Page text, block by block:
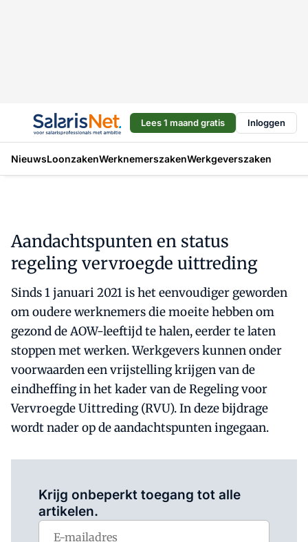
Lees 1 maand gratis Inloggen
NieuwsLoonzakenWerknemerszakenWerkgeverszaken
Aandachtspunten en status
regeling vervroegde uittreding
Sinds 1 januari 2021 is het eenvoudiger geworden
om oudere werknemers die moeite hebben om
gezond de AOW-leeftijd te halen, eerder te laten
stoppen met werken. Werkgevers kunnen onder
voorwaarden een vrijstelling krijgen van de
eindheffing in het kader van de Regeling voor
Vervroegde Uittreding (RVU). In deze bijdrage
wordt nader op de aandachtspunten ingegaan.
Krijg onbeperkt toegang tot alle
artikelen.